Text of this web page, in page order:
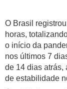
O Brasil
horas,
o início da
nos últimos 7
de 14 dias atrás,
de estabilidade